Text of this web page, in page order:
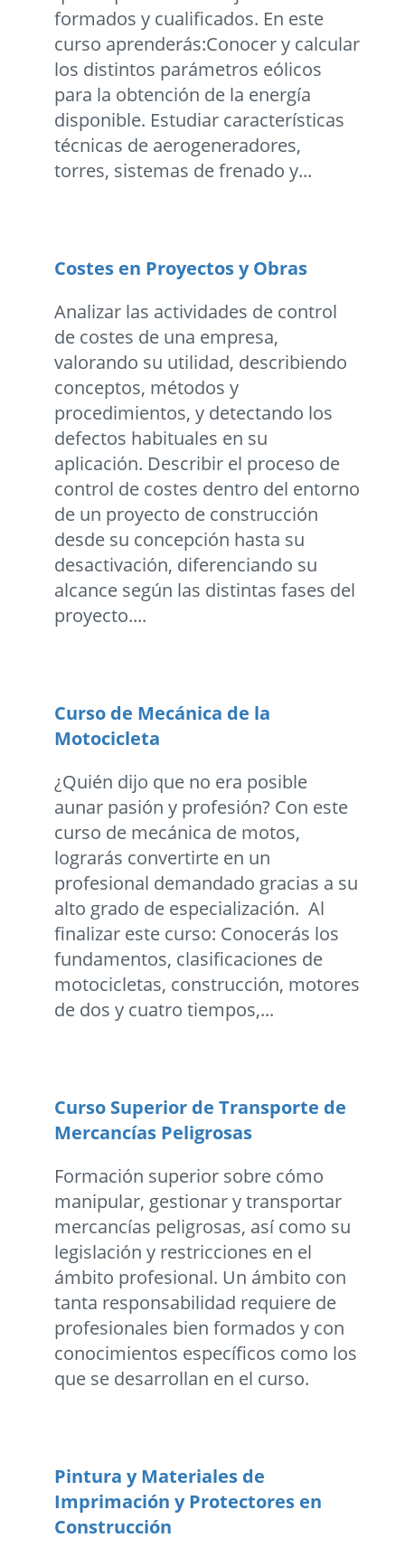
formados y cualificados. En este
curso aprenderás:Conocer y calcular
los distintos parámetros eólicos
para la obtención de la energía
disponible. Estudiar características
técnicas de aerogeneradores,
torres, sistemas de frenado y...
Costes en Proyectos y Obras
Analizar las actividades de control
de costes de una empresa,
valorando su utilidad, describiendo
conceptos, métodos y
procedimientos, y detectando los
defectos habituales en su
aplicación. Describir el proceso de
control de costes dentro del entorno
de un proyecto de construcción
desde su concepción hasta su
desactivación, diferenciando su
alcance según las distintas fases del
proyecto....
Curso de Mecánica de la
Motocicleta
¿Quién dijo que no era posible
aunar pasión y profesión? Con este
curso de mecánica de motos,
lograrás convertirte en un
profesional demandado gracias a su
alto grado de especialización. Al
finalizar este curso: Conocerás los
fundamentos, clasificaciones de
motocicletas, construcción, motores
de dos y cuatro tiempos,...
Curso Superior de Transporte de
Mercancías Peligrosas
Formación superior sobre cómo
manipular, gestionar y transportar
mercancías peligrosas, así como su
legislación y restricciones en el
ámbito profesional. Un ámbito con
tanta responsabilidad requiere de
profesionales bien formados y con
conocimientos específicos como los
que se desarrollan en el curso.
Pintura y Materiales de
Imprimación y Protectores en
Construcción